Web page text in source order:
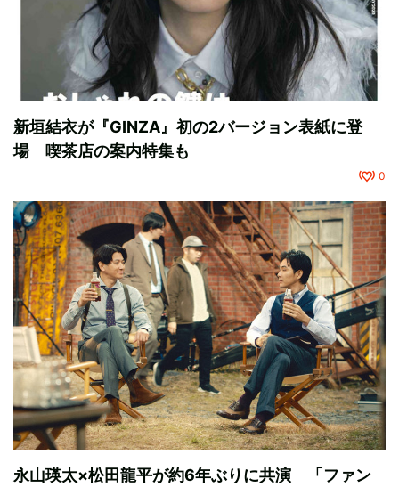
新垣結衣が『GINZA』初の2バージョン表紙に登
場 喫茶店の案内特集も
0
永山瑛太×松田龍平が約6年ぶりに共演 「ファン